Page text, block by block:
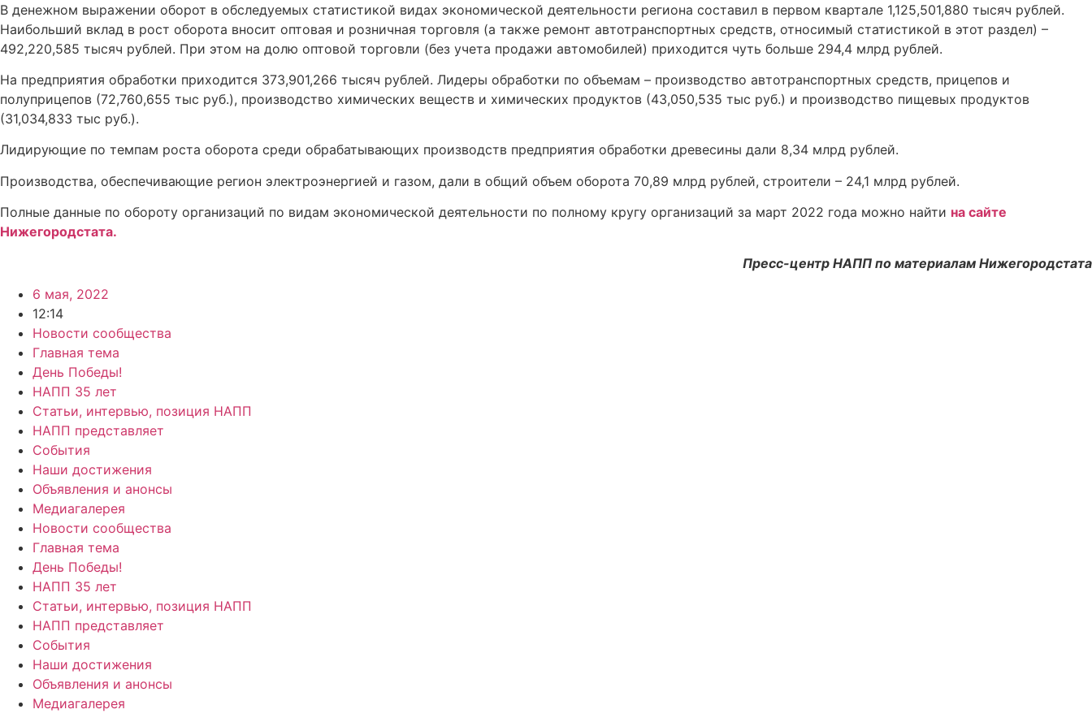
В денежном выражении оборот в обследуемых статистикой видах экономической деятельности региона составил в первом квартале 1,125,501,880 тысяч рублей.
Наибольший вклад в рост оборота вносит оптовая и розничная торговля (а также ремонт автотранспортных средств, относимый статистикой в этот раздел) –
492,220,585 тысяч рублей. При этом на долю оптовой торговли (без учета продажи автомобилей) приходится чуть больше 294,4 млрд рублей.
На предприятия обработки приходится 373,901,266 тысяч рублей. Лидеры обработки по объемам – производство автотранспортных средств, прицепов и
полуприцепов (72,760,655 тыс руб.), производство химических веществ и химических продуктов (43,050,535 тыс руб.) и производство пищевых продуктов
(31,034,833 тыс руб.).
Лидирующие по темпам роста оборота среди обрабатывающих производств предприятия обработки древесины дали 8,34 млрд рублей.
Производства, обеспечивающие регион электроэнергией и газом, дали в общий объем оборота 70,89 млрд рублей, строители – 24,1 млрд рублей.
Полные данные по обороту организаций по видам экономической деятельности по полному кругу организаций за март 2022 года можно найти на сайте
Нижегородстата.
Пресс-центр НАПП по материалам Нижегородстата
6 мая, 2022
12:14
Новости сообщества
Главная тема
День Победы!
НАПП 35 лет
Статьи, интервью, позиция НАПП
НАПП представляет
События
Наши достижения
Объявления и анонсы
Медиагалерея
Новости сообщества
Главная тема
День Победы!
НАПП 35 лет
Статьи, интервью, позиция НАПП
НАПП представляет
События
Наши достижения
Объявления и анонсы
Медиагалерея